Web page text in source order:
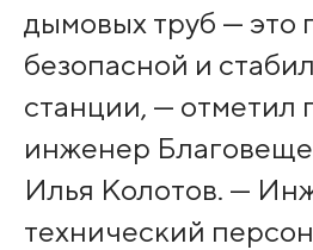
дымовых труб — это
безопасной и
станции, — отметил
инженер
Илья Колотов. —
технический